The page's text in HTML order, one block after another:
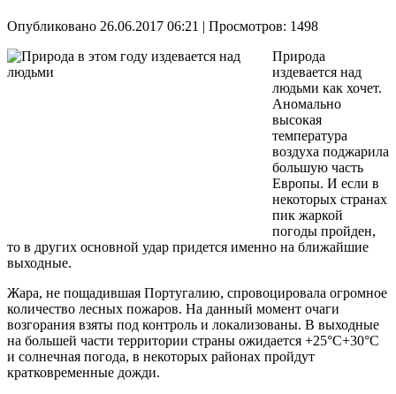
Опубликовано 26.06.2017 06:21 | Просмотров: 1498
Природа
издевается над
людьми как хочет.
Аномально
высокая
температура
воздуха поджарила
большую часть
Европы. И если в
некоторых странах
пик жаркой
погоды пройден,
то в других основной удар придется именно на ближайшие
выходные.
Жара, не пощадившая Португалию, спровоцировала огромное
количество лесных пожаров. На данный момент очаги
возгорания взяты под контроль и локализованы. В выходные
на большей части территории страны ожидается +25°С+30°С
и солнечная погода, в некоторых районах пройдут
кратковременные дожди.